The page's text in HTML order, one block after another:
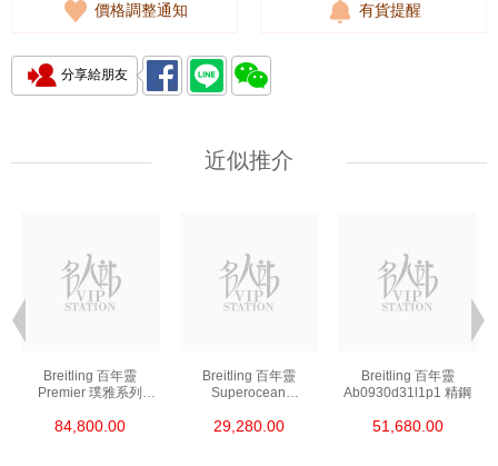
價格調整通知 有貨提醒
分享給朋友
近似推介
Breitling 百年靈
Premier 璞雅系列
84,800.00
Breitling 百年靈
Superocean
A17376a31l1s1 精鋼
29,280.00
Breitling 百年靈
Ab0930d31l1p1 精鋼
51,680.00